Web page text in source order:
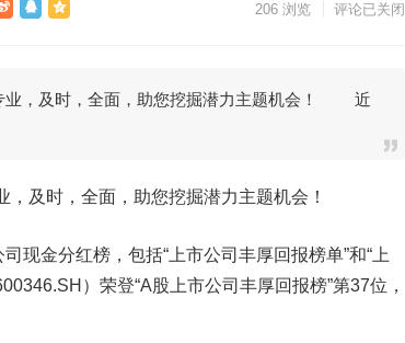
206 浏览 评论已关闭
，及时，全面，助您挖掘潜力主题机会！ 近
及时，全面，助您挖掘潜力主题机会！
金分红榜，包括“上市公司丰厚回报榜单”和“上
）荣登“A股上市公司丰厚回报榜”第37位，